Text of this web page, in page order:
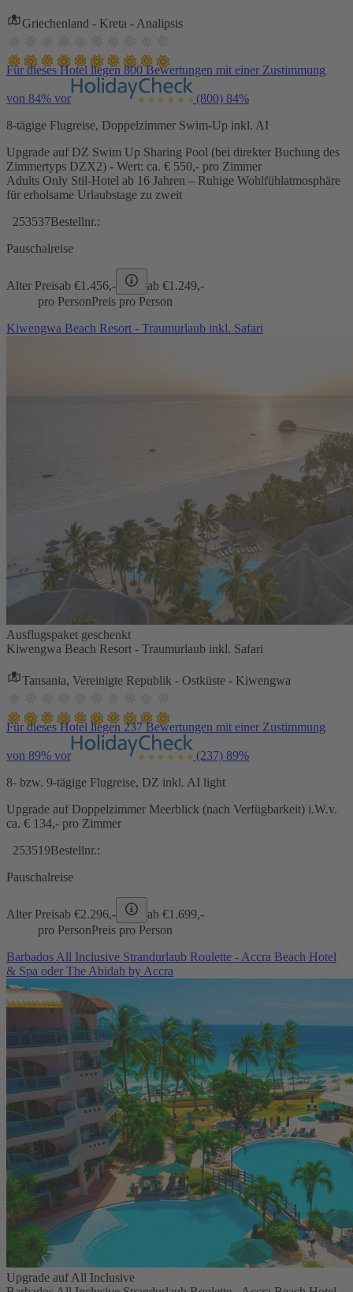
Griechenland - Kreta - Analipsis
Für dieses Hotel liegen 800 Bewertungen mit einer Zustimmung
von 84% vor (800) 84%
8-tägige Flugreise, Doppelzimmer Swim-Up inkl. AI
Upgrade auf DZ Swim Up Sharing Pool (bei direkter Buchung des
Zimmertyps DZX2) - Wert: ca. € 550,- pro Zimmer
Adults Only Stil-Hotel ab 16 Jahren – Ruhige Wohlfühlatmosphäre
für erholsame Urlaubstage zu zweit
253537Bestellnr.:
Pauschalreise
Alter Preisab €1.456,- ab €1.249,-
pro PersonPreis pro Person
Kiwengwa Beach Resort - Traumurlaub inkl. Safari
Ausflugspaket geschenkt
Kiwengwa Beach Resort - Traumurlaub inkl. Safari
Tansania, Vereinigte Republik - Ostküste - Kiwengwa
Für dieses Hotel liegen 237 Bewertungen mit einer Zustimmung
von 89% vor (237) 89%
8- bzw. 9-tägige Flugreise, DZ inkl. AI light
Upgrade auf Doppelzimmer Meerblick (nach Verfügbarkeit) i.W.v.
ca. € 134,- pro Zimmer
253519Bestellnr.:
Pauschalreise
Alter Preisab €2.296,- ab €1.699,-
pro PersonPreis pro Person
Barbados All Inclusive Strandurlaub Roulette - Accra Beach Hotel
& Spa oder The Abidah by Accra
Upgrade auf All Inclusive